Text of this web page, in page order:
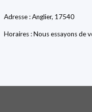
Adresse : Anglier, 17540
Horaires : Nous essayons de